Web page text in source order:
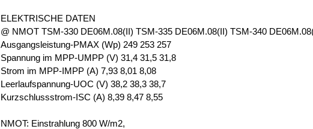
ELEKTRISCHE DATEN
@ NMOT TSM-330 DE06M.08(II) TSM-335 DE06M.08(II) TSM-340
Ausgangsleistung-PMAX (Wp) 249 253 257
Spannung im MPP-UMPP (V) 31,4 31,5 31,8
Strom im MPP-IMPP (A) 7,93 8,01 8,08
Leerlaufspannung-UOC (V) 38,2 38,3 38,7
Kurzschlussstrom-ISC (A) 8,39 8,47 8,55
NMOT: Einstrahlung 800 W/m2,